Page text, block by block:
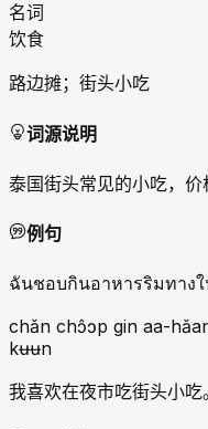
名词
饮食
路边摊；街头小吃
词源说明
泰国街头常见的小吃，价
例句
ฉันชอบกินอาหารริมทางใ
chǎn chɔ̂ɔp gin aa-
kʉʉn
我喜欢在夜市吃街头小吃。